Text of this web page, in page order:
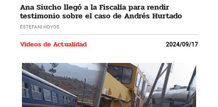
Ana Siucho llegó a la Fiscalía para rendir
testimonio sobre el caso de Andrés Hurtado
ESTEFANI HOYOS
Videos de Actualidad 2024/09/17